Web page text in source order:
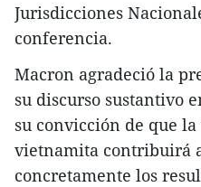
Jurisdicciones
conferencia.
Macron agradeció la
su discurso sustantivo
su convicción de que
vietnamita contribuirá
concretamente los